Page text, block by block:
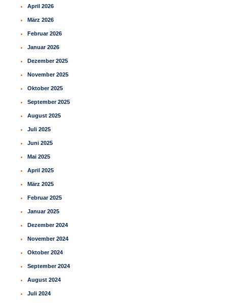
April 2026
März 2026
Februar 2026
Januar 2026
Dezember 2025
November 2025
Oktober 2025
September 2025
August 2025
Juli 2025
Juni 2025
Mai 2025
April 2025
März 2025
Februar 2025
Januar 2025
Dezember 2024
November 2024
Oktober 2024
September 2024
August 2024
Juli 2024